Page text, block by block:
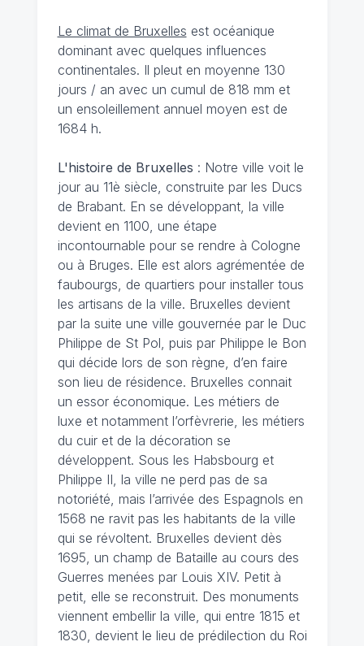
Le climat de Bruxelles est océanique
dominant avec quelques influences
continentales. Il pleut en moyenne 130
jours / an avec un cumul de 818 mm et
un ensoleillement annuel moyen est de
1684 h.
L'histoire de Bruxelles : Notre ville voit le
jour au 11è siècle, construite par les Ducs
de Brabant. En se développant, la ville
devient en 1100, une étape
incontournable pour se rendre à Cologne
ou à Bruges. Elle est alors agrémentée de
faubourgs, de quartiers pour installer tous
les artisans de la ville. Bruxelles devient
par la suite une ville gouvernée par le Duc
Philippe de St Pol, puis par Philippe le Bon
qui décide lors de son règne, d’en faire
son lieu de résidence. Bruxelles connait
un essor économique. Les métiers de
luxe et notamment l’orfèvrerie, les métiers
du cuir et de la décoration se
développent. Sous les Habsbourg et
Philippe II, la ville ne perd pas de sa
notoriété, mais l’arrivée des Espagnols en
1568 ne ravit pas les habitants de la ville
qui se révoltent. Bruxelles devient dès
1695, un champ de Bataille au cours des
Guerres menées par Louis XIV. Petit à
petit, elle se reconstruit. Des monuments
viennent embellir la ville, qui entre 1815 et
1830, devient le lieu de prédilection du Roi